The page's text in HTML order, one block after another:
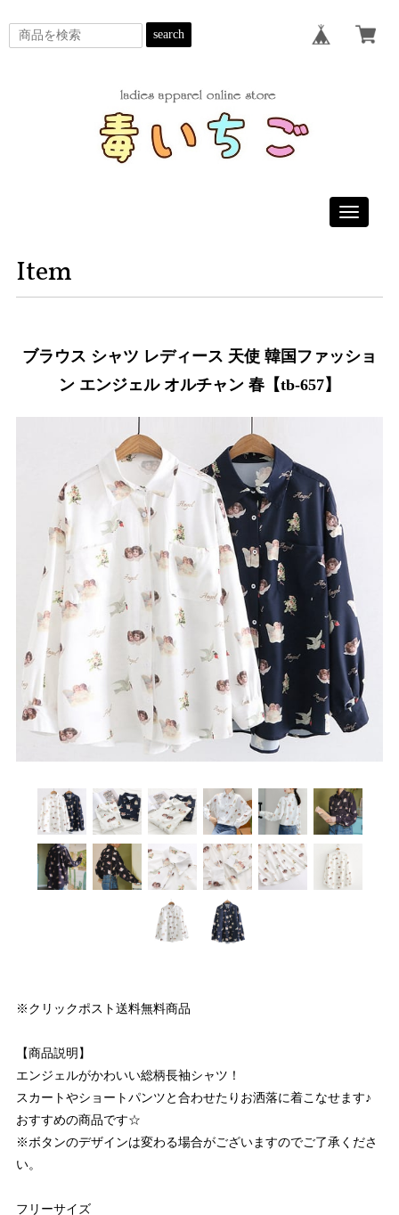
search
Toggle
Item
ブラウス シャツ レディース 天使 韓国ファッショ
ン エンジェル オルチャン 春【tb-657】
※クリックポスト送料無料商品
【商品説明】
エンジェルがかわいい総柄長袖シャツ！
スカートやショートパンツと合わせたりお洒落に着こなせます♪
おすすめの商品です☆
※ボタンのデザインは変わる場合がございますのでご了承くださ
い。
フリーサイズ